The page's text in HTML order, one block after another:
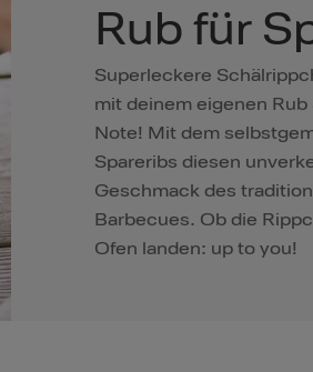
Rub für
Superleckere
mit deinem eigenen
Note! Mit dem
Spareribs diesen
Geschmack des
Barbecues. Ob die
Ofen landen: up to you!